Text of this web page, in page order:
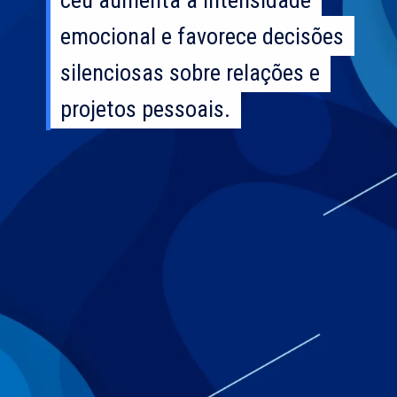
emocional e favorece decisões
silenciosas sobre relações e
projetos pessoais.
emocional e favorece decisões
silenciosas sobre relações e
projetos pessoais.